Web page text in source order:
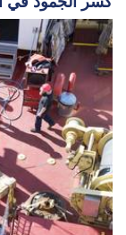
التعمق أكثر: